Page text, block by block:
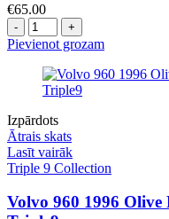
€65.00
Daudzums
Pievienot grozam
Izpārdots
Ātrais skats
Lasīt vairāk
Triple 9 Collection
Volvo 960 1996 Olive